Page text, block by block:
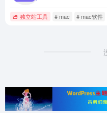
独立站工具 # mac # mac软件